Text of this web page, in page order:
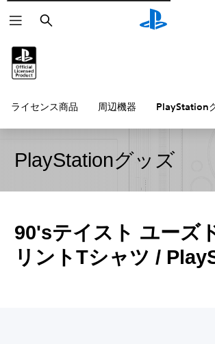
検
索
ライセンス商品 周辺機器 PlayStation
PlayStationグッズ
90'sテイスト ユーズ
リントTシャツ /